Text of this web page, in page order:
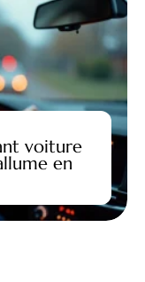
voiture
en